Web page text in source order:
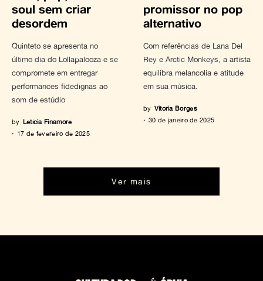
soul sem criar
desordem
Quinteto se apresenta no
último dia do Lollapalooza e se
compromete em entregar
performances fidedignas ao
som de estúdio
by Letícia Finamore
17 de fevereiro de 2025
promissor no pop
alternativo
Com referências de Lana Del
Rey e Arctic Monkeys, a artista
equilibra melancolia e atitude
em sua música.
by Vitória Borges
30 de janeiro de 2025
Ver mais